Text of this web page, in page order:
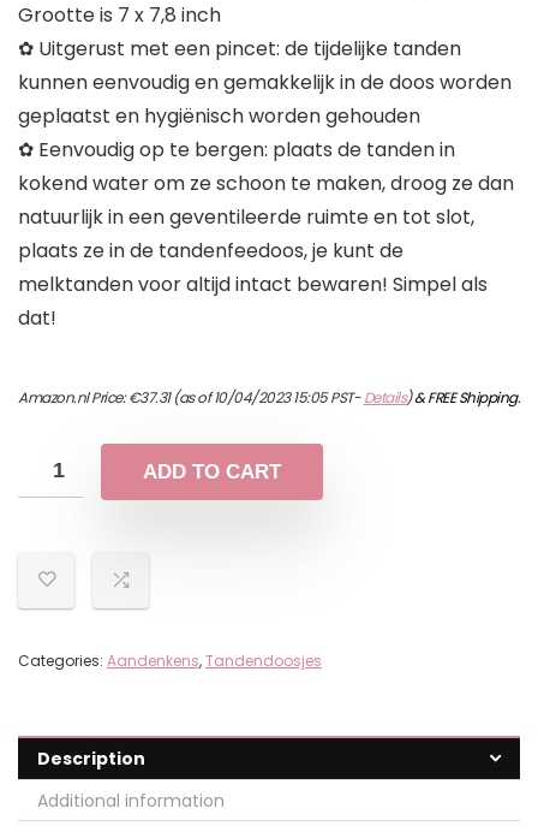
Grootte is 7 x 7,8 inch
✿ Uitgerust met een pincet: de tijdelijke tanden
kunnen eenvoudig en gemakkelijk in de doos worden
geplaatst en hygiënisch worden gehouden
✿ Eenvoudig op te bergen: plaats de tanden in
kokend water om ze schoon te maken, droog ze dan
natuurlijk in een geventileerde ruimte en tot slot,
plaats ze in de tandenfeedoos, je kunt de
melktanden voor altijd intact bewaren! Simpel als
dat!
Amazon.nl Price:€37.31(as of 10/04/2023 15:05 PST-Details)&FREE Shipping.
ADD TO CART
Categories: Aandenkens,Tandendoosjes
Description
Additional information